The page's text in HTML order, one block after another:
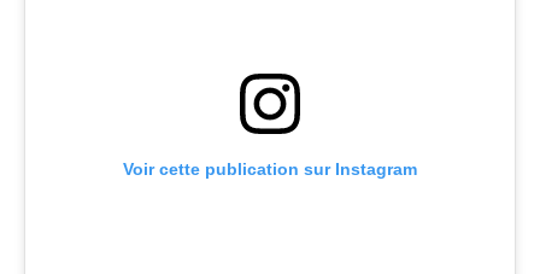
Voir cette publication sur Instagram